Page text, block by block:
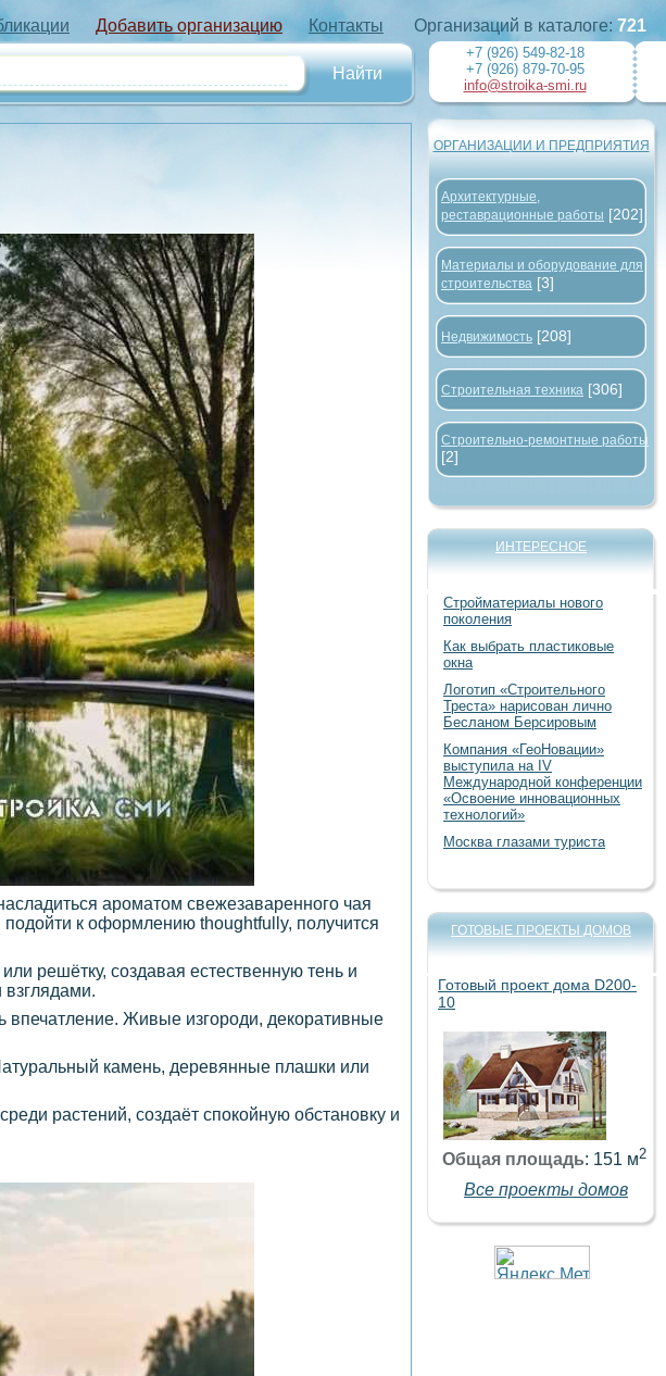
Добавить организацию Контакты
ароматом свежезаваренного чая
к оформлению thoughtfully, получится
решётку, создавая естественную тень и
впечатление. Живые изгороди, декоративные
камень, деревянные плашки или
растений, создаёт спокойную обстановку и
Организаций в каталоге: 721
+7 (926) 549-82-18
+7 (926) 879-70-95
info@stroika-smi.ru
ОРГАНИЗАЦИИ И ПРЕДПРИЯТИЯ
Архитектурные,
реставрационные работы [202]
Материалы и оборудование для
строительства [3]
Недвижимость [208]
Строительная техника [306]
Строительно-ремонтные работы
[2]
ИНТЕРЕСНОЕ
Стройматериалы нового
поколения
Как выбрать пластиковые
окна
Логотип «Строительного
Треста» нарисован лично
Бесланом Берсировым
Компания «ГеоНовации»
выступила на IV
Международной конференции
«Освоение инновационных
технологий»
Москва глазами туриста
ГОТОВЫЕ ПРОЕКТЫ ДОМОВ
Готовый проект дома D200-
10
Общая площадь: 151 м2
Все проекты домов